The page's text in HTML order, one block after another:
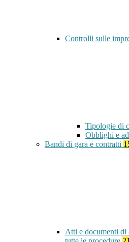
Controlli sulle
Tipologie di
Obblighi e
Bandi di gara e contratti
Atti e documenti di